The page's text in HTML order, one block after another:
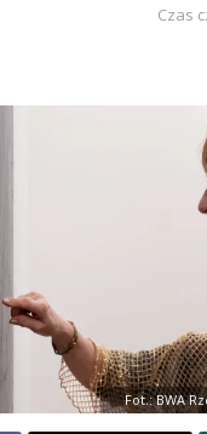
Czas
Fot.: BWA